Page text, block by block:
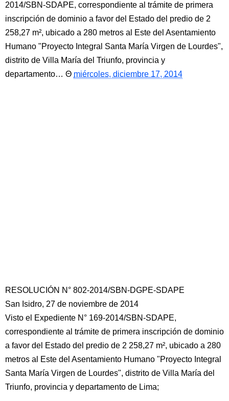
2014/SBN-SDAPE, correspondiente al trámite de primera
inscripción de dominio a favor del Estado del predio de 2
258,27 m², ubicado a 280 metros al Este del Asentamiento
Humano "Proyecto Integral Santa María Virgen de Lourdes",
distrito de Villa María del Triunfo, provincia y
departamento…
miércoles, diciembre 17, 2014
RESOLUCIÓN N° 802-2014/SBN-DGPE-SDAPE
San Isidro, 27 de noviembre de 2014
Visto el Expediente N° 169-2014/SBN-SDAPE,
correspondiente al trámite de primera inscripción de dominio
a favor del Estado del predio de 2 258,27 m², ubicado a 280
metros al Este del Asentamiento Humano "Proyecto Integral
Santa María Virgen de Lourdes", distrito de Villa María del
Triunfo, provincia y departamento de Lima;